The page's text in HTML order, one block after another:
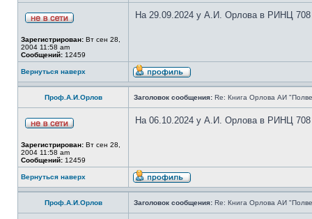
Зарегистрирован: Вт сен 28,
2004 11:58 am
Сообщений: 12459
На 29.09.2024 у А.И. Орлова в РИНЦ 708
Вернуться наверх
Проф.А.И.Орлов Заголовок сообщения: Re: Книга Орлова АИ
Зарегистрирован: Вт сен 28,
2004 11:58 am
Сообщений: 12459
На 06.10.2024 у А.И. Орлова в РИНЦ 708
Вернуться наверх
Проф.А.И.Орлов Заголовок сообщения: Re: Книга Орлова АИ